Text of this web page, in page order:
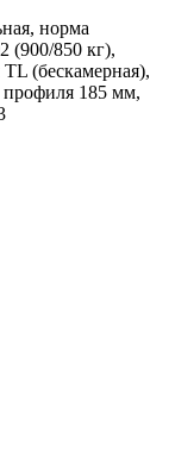
норма
(900/850 кг),
(бескамерная),
185 мм,